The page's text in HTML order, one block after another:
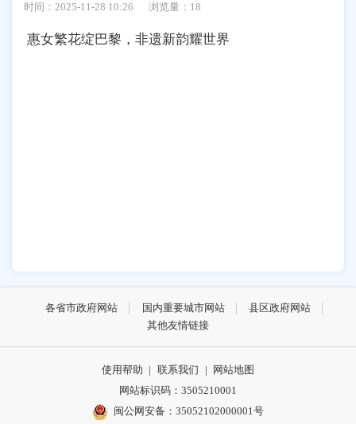
时间：2025-11-28 10:26 浏览量： 18
惠女繁花绽巴黎，非遗新韵耀世界
各省市政府网站 国内重要城市网站
县区政府网站
其他友情链接
使用帮助 | 联系我们 | 网站地图
网站标识码：3505210001
闽公网安备：35052102000001号